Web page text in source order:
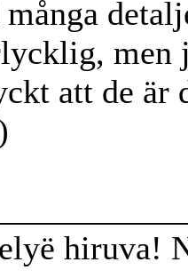
många
men
att de är
hiruva!